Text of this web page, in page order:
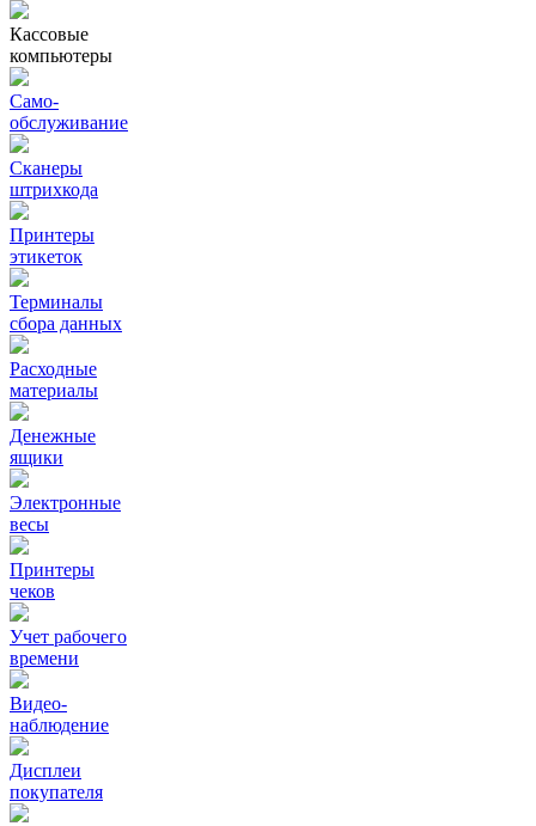
Кассовые
компьютеры
Само-
обслуживание
Сканеры
штрихкода
Принтеры
этикеток
Терминалы
сбора данных
Расходные
материалы
Денежные
ящики
Электронные
весы
Принтеры
чеков
Учет рабочего
времени
Видео‑
наблюдение
Дисплеи
покупателя